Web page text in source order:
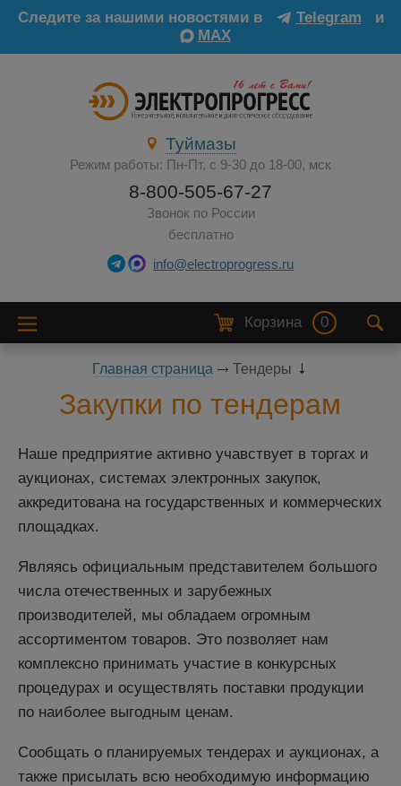
Следите за нашими новостями в Telegram
и
MAX
Туймазы
Режим работы: Пн-Пт, с 9-30 до 18-00, мск
8-800-505-67-27
Звонок по России
бесплатно
info@electroprogress.ru
Корзина 0
Главная страница Тендеры
Закупки по тендерам
Наше предприятие активно учавствует в торгах и
аукционах, системах электронных закупок,
аккредитована на государственных и коммерческих
площадках.
Являясь официальным представителем большого
числа отечественных и зарубежных
производителей, мы обладаем огромным
ассортиментом товаров. Это позволяет нам
комплексно принимать участие в конкурсных
процедурах и осуществлять поставки продукции
по наиболее выгодным ценам.
Сообщать о планируемых тендерах и аукционах, а
также присылать всю необходимую информацию